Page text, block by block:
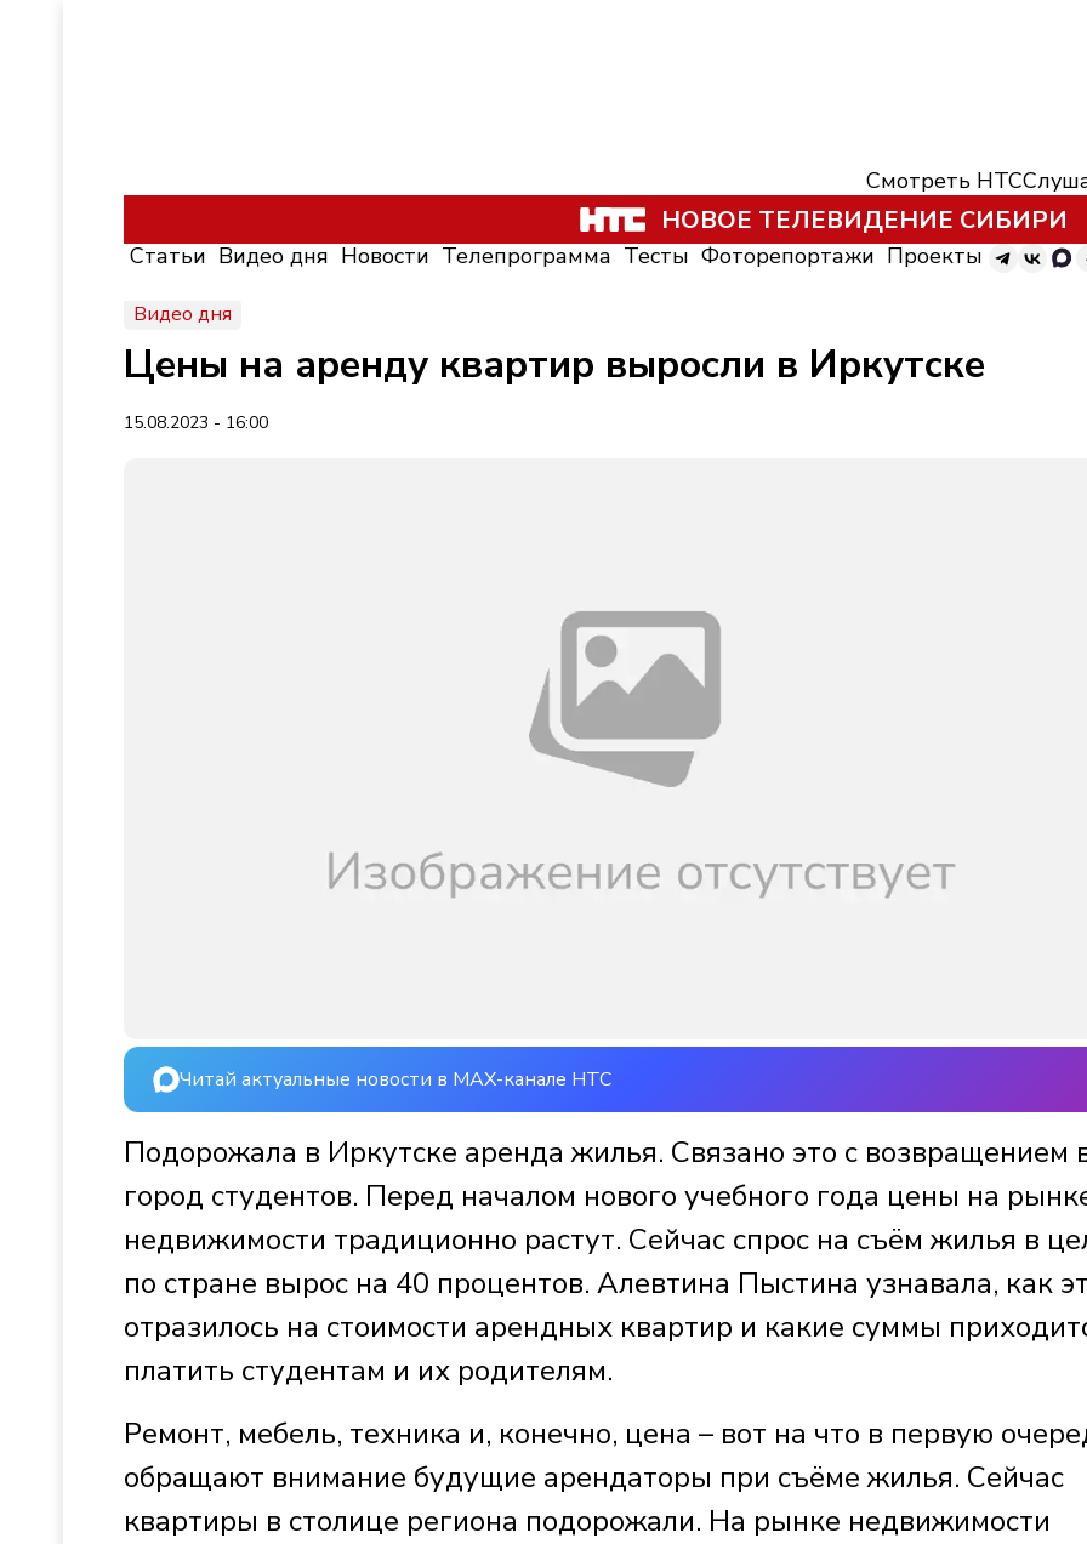
Смотреть НТС
НОВОЕ ТЕЛЕВИДЕНИЕ СИБИРИ
Статьи Видео дня Новости Телепрограмма Тесты Фоторепортажи Проекты
Видео дня
Цены на аренду квартир выросли в Иркутске
15.08.2023 - 16:00
Читай актуальные новости в MAX-канале НТС
Подорожала в Иркутске аренда жилья. Связано это с возвращением
город студентов. Перед началом нового учебного года цены на
недвижимости традиционно растут. Сейчас спрос на съём жилья в
по стране вырос на 40 процентов. Алевтина Пыстина узнавала, как
отразилось на стоимости арендных квартир и какие суммы
платить студентам и их родителям.
Ремонт, мебель, техника и, конечно, цена – вот на что в первую
обращают внимание будущие арендаторы при съёме жилья. Сейчас
квартиры в столице региона подорожали. На рынке недвижимости